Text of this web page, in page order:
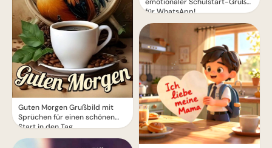
Guten Morgen Grußbild mit
Sprüchen für einen schönen
Start in den Tag
für WhatsApp!